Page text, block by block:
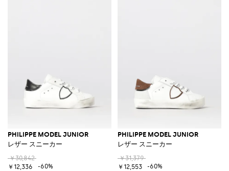
PHILIPPE MODEL JUNIOR
レザー スニーカー
￥30,842
￥12,336
-60%
PHILIPPE MODEL JUNIOR
レザー スニーカー
￥31,379
￥12,553
-60%